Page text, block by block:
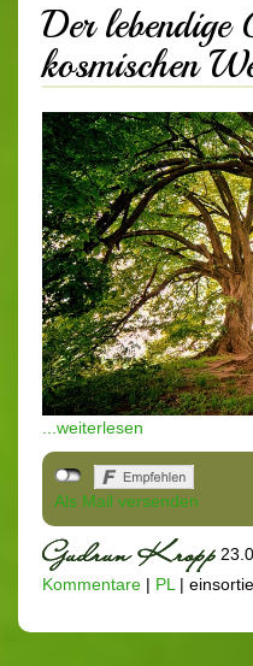
Der lebendige
kosmischen
...weiterlesen
Als Mail versenden
Kommentare | PL |